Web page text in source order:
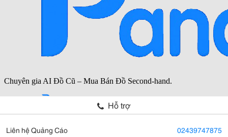
Hỗ trợ
Liên hệ Quảng Cáo 02439747875